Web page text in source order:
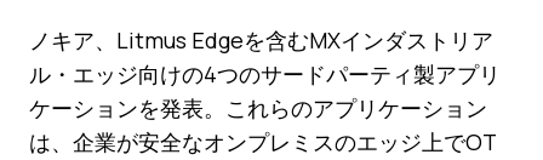
ノキア、Litmus Edgeを含むMXインダストリア
ル・エッジ向けの4つのサードパーティ製アプリ
ケーションを発表。これらのアプリケーション
は、企業が安全なオンプレミスのエッジ上でOT